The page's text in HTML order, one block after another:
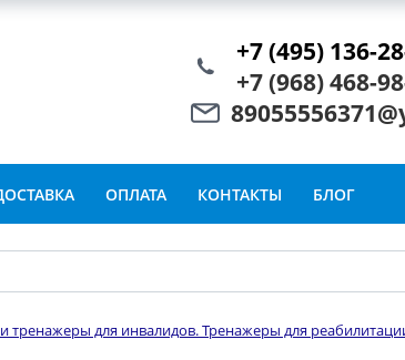
+7 (495) 136-
+7 (968) 468-
ОПЛАТА КОНТАКТЫ БЛОГ
тренажеры для инвалидов. Тренажеры для